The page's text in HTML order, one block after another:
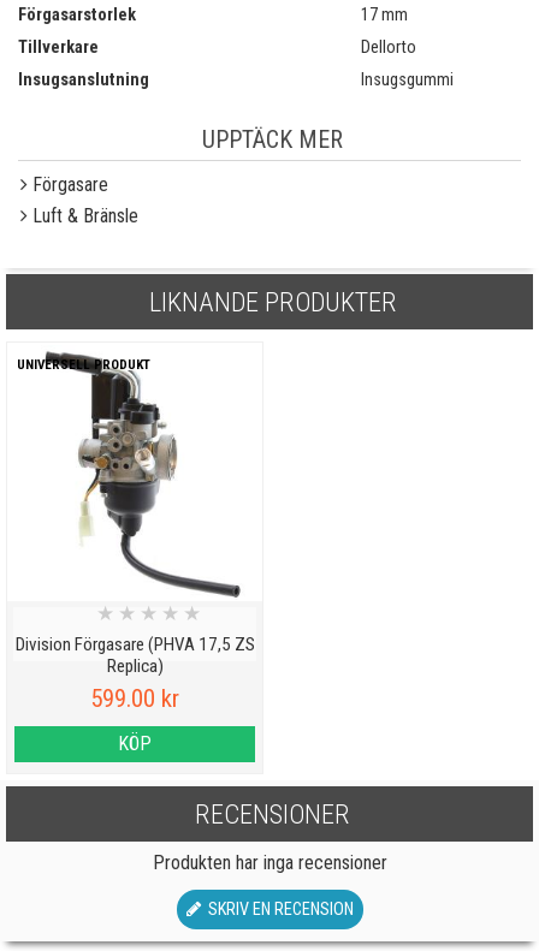
Förgasarstorlek
17 mm
Tillverkare
Dellorto
Insugsanslutning
Insugsgummi
UPPTÄCK MER
Förgasare
Luft & Bränsle
LIKNANDE PRODUKTER
UNIVERSELL PRODUKT
Division Förgasare (PHVA 17,5 ZS
Replica)
★ ★ ★ ★ ★
599.00 kr
KÖP
RECENSIONER
Produkten har inga recensioner
SKRIV EN RECENSION